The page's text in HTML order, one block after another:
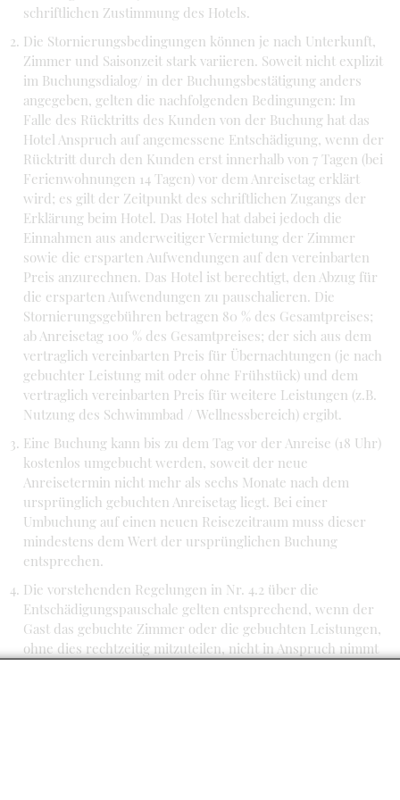
schriftlichen Zustimmung des Hotels.
Die Stornierungsbedingungen können je nach Unterkunft,
Zimmer und Saisonzeit stark variieren. Soweit nicht explizit
im Buchungsdialog/ in der Buchungsbestätigung anders
angegeben, gelten die nachfolgenden Bedingungen: Im
Falle des Rücktritts des Kunden von der Buchung hat das
Hotel Anspruch auf angemessene Entschädigung, wenn der
Rücktritt durch den Kunden erst innerhalb von 7 Tagen (bei
Ferienwohnungen 14 Tagen) vor dem Anreisetag erklärt
wird; es gilt der Zeitpunkt des schriftlichen Zugangs der
Erklärung beim Hotel. Das Hotel hat dabei jedoch die
Einnahmen aus anderweitiger Vermietung der Zimmer
sowie die ersparten Aufwendungen auf den vereinbarten
Preis anzurechnen. Das Hotel ist berechtigt, den Abzug für
die ersparten Aufwendungen zu pauschalieren. Die
Stornierungsgebühren betragen 80 % des Gesamtpreises;
ab Anreisetag 100 % des Gesamtpreises; der sich aus dem
vertraglich vereinbarten Preis für Übernachtungen (je nach
gebuchter Leistung mit oder ohne Frühstück) und dem
vertraglich vereinbarten Preis für weitere Leistungen (z.B.
Nutzung des Schwimmbad / Wellnessbereich) ergibt.
Eine Buchung kann bis zu dem Tag vor der Anreise (18 Uhr)
kostenlos umgebucht werden, soweit der neue
Anreisetermin nicht mehr als sechs Monate nach dem
ursprünglich gebuchten Anreisetag liegt. Bei einer
Umbuchung auf einen neuen Reisezeitraum muss dieser
mindestens dem Wert der ursprünglichen Buchung
entsprechen.
Die vorstehenden Regelungen in Nr. 4.2 über die
Entschädigungspauschale gelten entsprechend, wenn der
Gast das gebuchte Zimmer oder die gebuchten Leistungen,
ohne dies rechtzeitig mitzuteilen, nicht in Anspruch nimmt